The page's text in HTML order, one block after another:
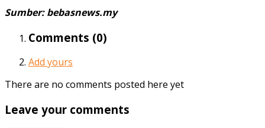
Sumber: bebasnews.my
Comments (0)
Add yours
There are no comments posted here yet
Leave your comments